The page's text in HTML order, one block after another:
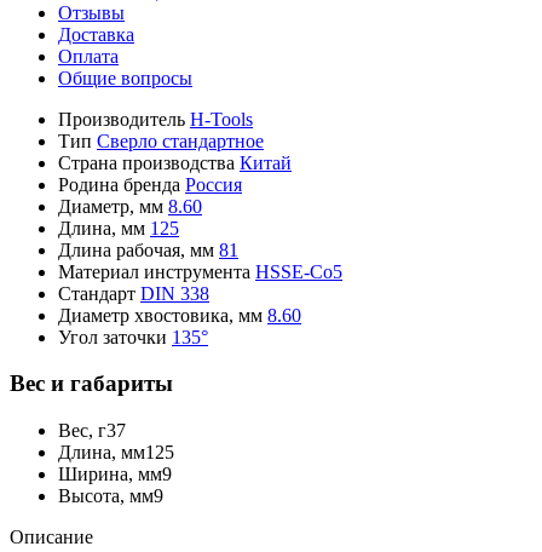
Отзывы
Доставка
Оплата
Общие вопросы
Производитель H-Tools
Тип Сверло стандартное
Страна производства Китай
Родина бренда Россия
Диаметр, мм 8.60
Длина, мм 125
Длина рабочая, мм 81
Материал инструмента HSSE-Co5
Стандарт DIN 338
Диаметр хвостовика, мм 8.60
Угол заточки 135°
Вес и габариты
Вес, г37
Длина, мм125
Ширина, мм9
Высота, мм9
Описание